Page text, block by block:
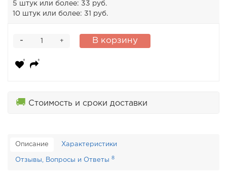
5 штук или более: 33 руб.
10 штук или более: 31 руб.
+
- В корзину
🚚 Стоимость и сроки доставки
Описание Характеристики
Отзывы, Вопросы и Ответы 8